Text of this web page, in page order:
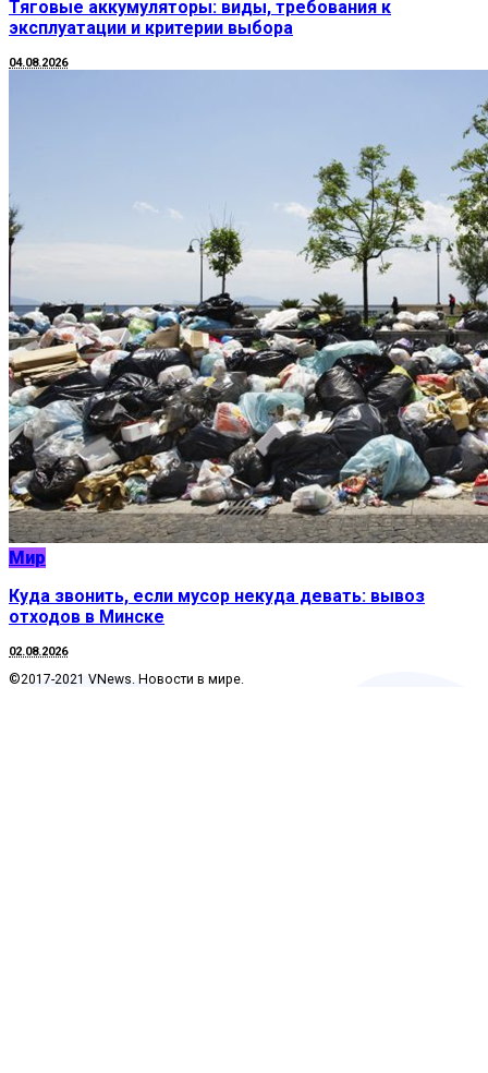
Тяговые аккумуляторы: виды, требования к
эксплуатации и критерии выбора
04.08.2026
Мир
Куда звонить, если мусор некуда девать: вывоз
отходов в Минске
02.08.2026
©2017-2021 VNews. Новости в мире.